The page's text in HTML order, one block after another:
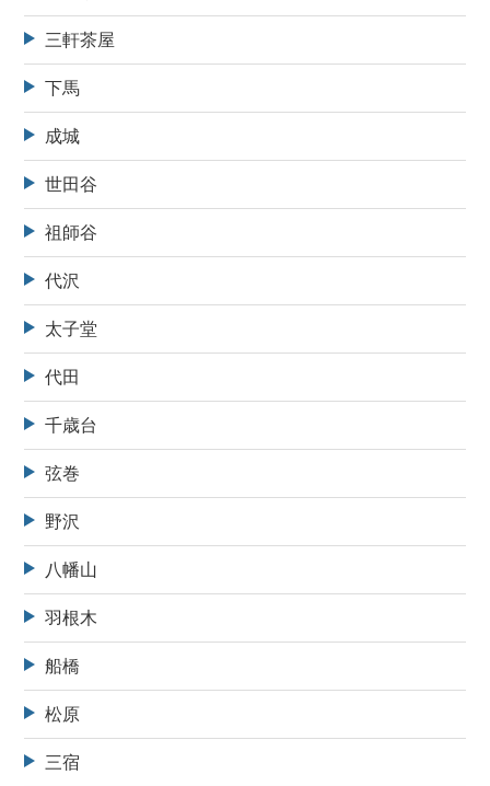
三軒茶屋
下馬
成城
世田谷
祖師谷
代沢
太子堂
代田
千歳台
弦巻
野沢
八幡山
羽根木
船橋
松原
三宿